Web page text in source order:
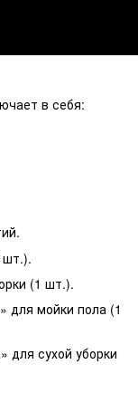
в себя:
шт.).
(1 шт.).
для мойки пола (1
для сухой уборки